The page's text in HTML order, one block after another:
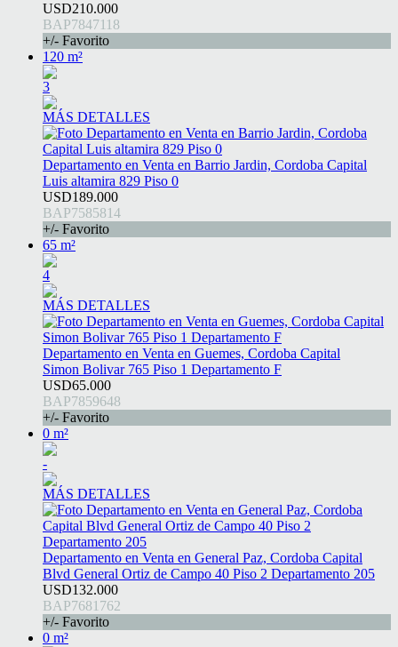
USD210.000
BAP7847118
+/- Favorito
120 m²
3
MÁS DETALLES
Departamento en Venta en Barrio Jardin, Cordoba Capital
Luis altamira 829 Piso 0
USD189.000
BAP7585814
+/- Favorito
65 m²
4
MÁS DETALLES
Departamento en Venta en Guemes, Cordoba Capital
Simon Bolivar 765 Piso 1 Departamento F
USD65.000
BAP7859648
+/- Favorito
0 m²
-
MÁS DETALLES
Departamento en Venta en General Paz, Cordoba Capital
Blvd General Ortiz de Campo 40 Piso 2 Departamento 205
USD132.000
BAP7681762
+/- Favorito
0 m²